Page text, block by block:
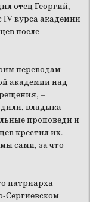
отец Георгий,
IV курса академии
после
переводам
академии над
–
владыка
проповеди и
крестил их.
сами, за что
патриарха
Сергиевском